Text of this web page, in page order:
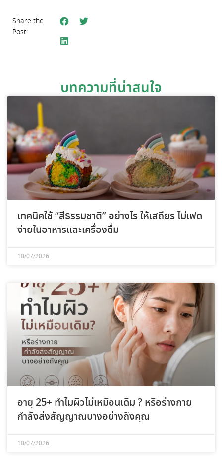
Share the
Post:
บทความที่น่าสนใจ
เทคนิคใช้ “สีธรรมชาติ” อย่างไร ให้เสถียร ไม่เฟด
ง่ายในอาหารและเครื่องดื่ม
10/07/2026
อายุ 25+ ทำไมผิวไม่เหมือนเดิม ? หรือร่างกาย
กำลังส่งสัญญาณบางอย่างถึงคุณ
10/07/2026